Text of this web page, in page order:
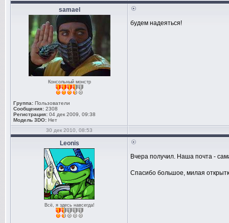
samael
Консольный монстр
Группа: Пользователи
Сообщения: 2308
Регистрация: 04 дек 2009, 09:38
Модель 3DO: Нет
будем надеяться!
30 дек 2010, 08:53
Leonis
Всё, я здесь навсегда!
Вчера получил. Наша почта -
Спасибо большое, милая